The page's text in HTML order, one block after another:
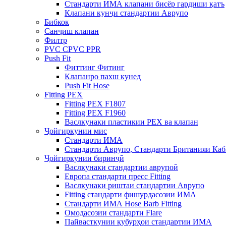
Стандарти ИМА клапани бисёр гардиши қатъ
Клапани кунҷи стандартии Аврупо
Бибкок
Санҷиш клапан
Филтр
PVC CPVC PPR
Push Fit
Фиттинг Фитинг
Клапанро пахш кунед
Push Fit Hose
Fitting PEX
Fitting PEX F1807
Fitting PEX F1960
Васлкунаки пластикии PEX ва клапан
Ҷойгиркунии мис
Стандарти ИМА
Стандарти Аврупо, Стандарти Британияи
Ҷойгиркунии биринҷӣ
Васлкунаки стандартии аврупоӣ
Европа стандарти пресс Fitting
Васлкунаки риштаи стандартии Аврупо
Fitting стандарти фишурдасозии ИМА
Стандарти ИМА Hose Barb Fitting
Омодасозии стандарти Flare
Пайвасткунии қубурҳои стандартии ИМА